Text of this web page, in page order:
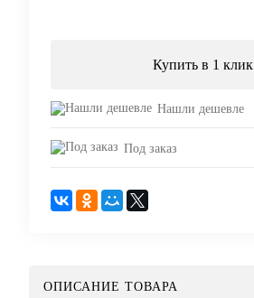
Купить в 1 клик
Нашли дешевле
Под заказ
ОПИСАНИЕ ТОВАРА